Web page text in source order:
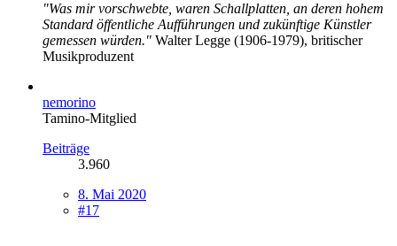
"Was mir vorschwebte, waren Schallplatten, an deren hohem
Standard öffentliche Aufführungen und zukünftige Künstler
gemessen würden." Walter Legge (1906-1979), britischer
Musikproduzent
nemorino
Tamino-Mitglied
Beiträge
3.960
8. Mai 2020
#17